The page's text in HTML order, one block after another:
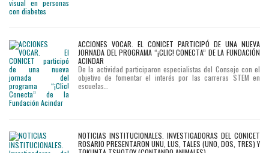
ACCIONES VOCAR. EL CONICET PARTICIPÓ DE UNA NUEVA
JORNADA DEL PROGRAMA “¡CLIC! CONECTA” DE LA FUNDACIÓN
ACINDAR
De la actividad participaron especialistas del Consejo con el
objetivo de fomentar el interés por las carreras STEM en
escuelas…
NOTICIAS INSTITUCIONALES. INVESTIGADORAS DEL CONICET
ROSARIO PRESENTARON UNU, LUS, TALES (UNO, DOS, TRES) Y